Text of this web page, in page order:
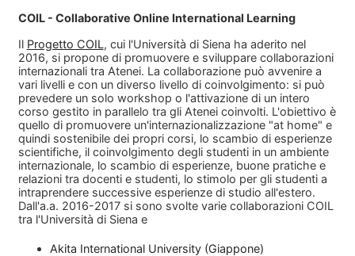
COIL - Collaborative Online International Learning
Il Progetto COIL, cui l'Università di Siena ha aderito nel
2016, si propone di promuovere e sviluppare collaborazioni
internazionali tra Atenei. La collaborazione può avvenire a
vari livelli e con un diverso livello di coinvolgimento: si può
prevedere un solo workshop o l'attivazione di un intero
corso gestito in parallelo tra gli Atenei coinvolti. L'obiettivo è
quello di promuovere un'internazionalizzazione "at home" e
quindi sostenibile dei propri corsi, lo scambio di esperienze
scientifiche, il coinvolgimento degli studenti in un ambiente
internazionale, lo scambio di esperienze, buone pratiche e
relazioni tra docenti e studenti, lo stimolo per gli studenti a
intraprendere successive esperienze di studio all'estero.
Dall'a.a. 2016-2017 si sono svolte varie collaborazioni COIL
tra l'Università di Siena e
Akita International University (Giappone)